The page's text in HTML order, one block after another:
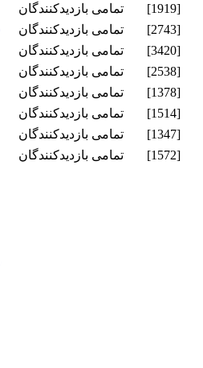
[1919]
تمامی بازدیدکنندگان
[2743]
تمامی بازدیدکنندگان
[3420]
تمامی بازدیدکنندگان
[2538]
تمامی بازدیدکنندگان
[1378]
تمامی بازدیدکنندگان
[1514]
تمامی بازدیدکنندگان
[1347]
تمامی بازدیدکنندگان
[1572]
تمامی بازدیدکنندگان